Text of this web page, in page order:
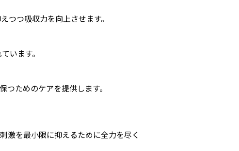
つつ吸収力を向上させます。
います。
ためのケアを提供します。
激を最小限に抑えるために全力を尽く